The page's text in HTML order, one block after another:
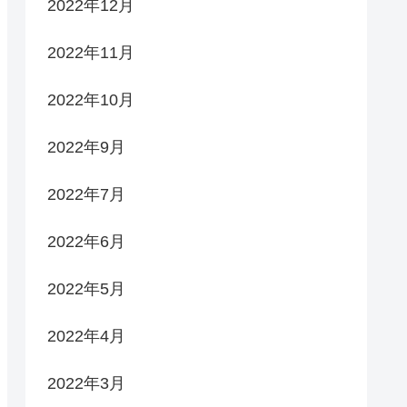
2022年12月
2022年11月
2022年10月
2022年9月
2022年7月
2022年6月
2022年5月
2022年4月
2022年3月